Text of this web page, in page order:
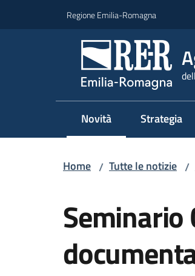
Regione Emilia-Romagna
Novità
Menu selezionato
Strategia
Home / Tutte le notizie /
Seminario